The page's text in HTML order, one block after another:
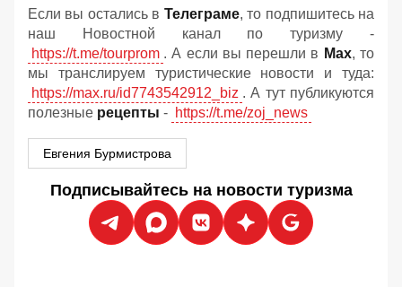
Если вы остались в Телеграме, то подпишитесь на
наш Новостной канал по туризму -
https://t.me/tourprom . А если вы перешли в Мах, то
мы транслируем туристические новости и туда:
https://max.ru/id7743542912_biz . А тут публикуются
полезные рецепты - https://t.me/zoj_news
Евгения Бурмистрова
Подписывайтесь на новости туризма